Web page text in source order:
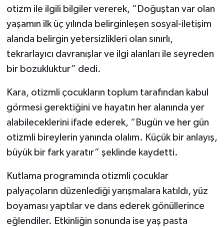
otizm ile ilgili bilgiler vererek, “Doğuştan var olan
yaşamın ilk üç yılında belirginleşen sosyal-iletişim
alanda belirgin yetersizlikleri olan sınırlı,
tekrarlayıcı davranışlar ve ilgi alanları ile seyreden
bir bozukluktur” dedi.
Kara, otizmli çocukların toplum tarafından kabul
görmesi gerektiğini ve hayatın her alanında yer
alabileceklerini ifade ederek, “Bugün ve her gün
otizmli bireylerin yanında olalım. Küçük bir anlayış,
büyük bir fark yaratır” şeklinde kaydetti.
Kutlama programında otizmli çocuklar
palyaçoların düzenlediği yarışmalara katıldı, yüz
boyaması yaptılar ve dans ederek gönüllerince
eğlendiler. Etkinliğin sonunda ise yaş pasta